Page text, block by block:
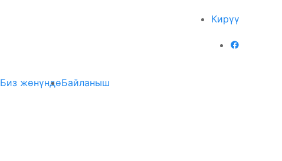
Кирүү
Биз жөнүндөБайланыш